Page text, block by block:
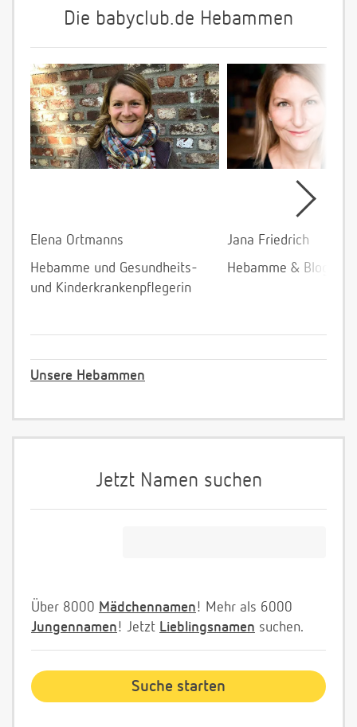
Die babyclub.de Hebammen
Elena Ortmanns
Hebamme und Gesundheits-
und Kinderkrankenpflegerin
Jana Friedrich
Hebamme &
Unsere Hebammen
Jetzt Namen suchen
Über 8000 Mädchennamen! Mehr als 6000
Jungennamen! Jetzt Lieblingsnamen suchen.